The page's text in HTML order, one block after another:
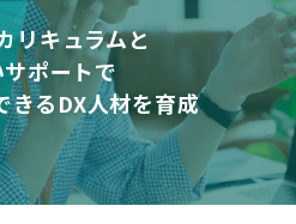
ナー募集
リキュラムと
ポートで
きるDX人材を育成